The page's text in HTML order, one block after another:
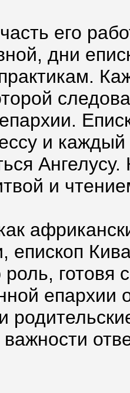
его
дни
и каждый
и
епископ